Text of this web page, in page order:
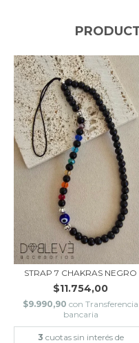
STRAP 7 CHAKRAS NEGRO
$11.754,00
$9.990,90 con Transferencia
bancaria
3 cuotas sin interés de